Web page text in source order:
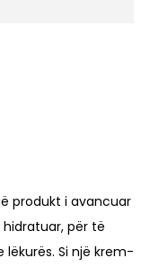
produkt i avancuar
për të
Si një krem-